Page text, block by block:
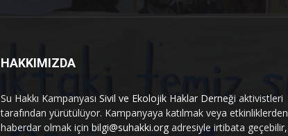
HAKKIMIZDA
Su Hakkı Kampanyası Sivil ve Ekolojik Haklar Derneği aktivistleri
tarafından yürütülüyor. Kampanyaya katılmak veya etkinliklerden
haberdar olmak için bilgi@suhakki.org adresiyle irtibata geçebilir,